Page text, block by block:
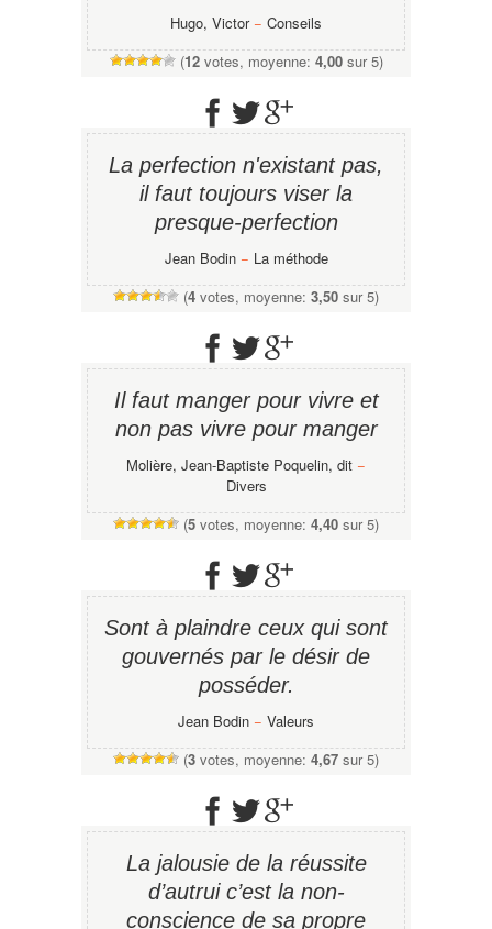
Hugo, Victor− Conseils
(12votes, moyenne: 4,00sur 5)
La perfection n'existant pas,
il faut toujours viser la
presque-perfection
Jean Bodin− La méthode
(4 votes, moyenne: 3,50 sur 5)
Il faut manger pour vivre et
non pas vivre pour manger
Molière, Jean-Baptiste Poquelin, dit −
Divers
(5 votes, moyenne: 4,40 sur 5)
Sont à plaindre ceux qui sont
gouvernés par le désir de
posséder.
Jean Bodin − Valeurs
(3 votes, moyenne: 4,67 sur 5)
La jalousie de la réussite
d’autrui c’est la non-
conscience de sa propre